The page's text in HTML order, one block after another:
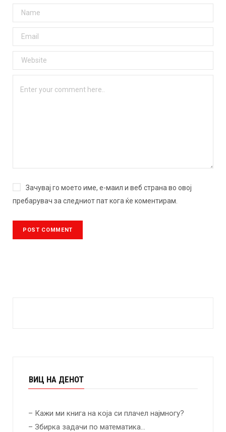
Зачувај го моето име, е-маил и веб страна во овој
пребарувач за следниот пат кога ќе коментирам.
ВИЦ НА ДЕНОТ
– Кажи ми книга на која си плачел најмногу?
– Збирка задачи по математика…